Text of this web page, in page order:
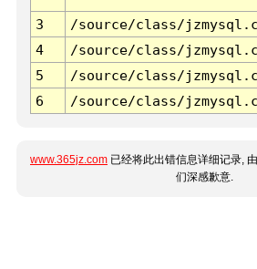
3 /source/class/
4
/source/class/
5
/source/class/
6
/source/class/
www.365jz.com 已经将此出错信息详细记录,
们深感歉意.